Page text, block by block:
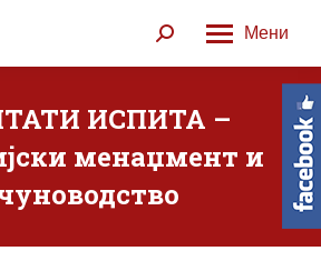
Мени
Search:
ИСПИТА –
менаџмент и